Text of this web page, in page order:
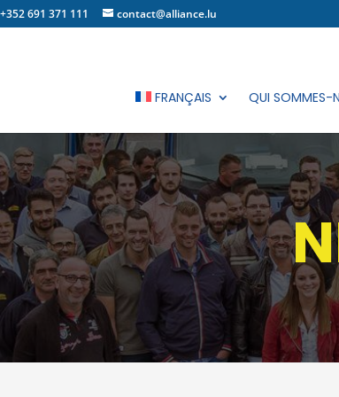
691 371 111 contact@alliance.lu
FRANÇAIS QUI SOMMES-